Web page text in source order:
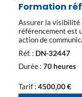
Formation
Assurer la visibilité
référencement est
action de
moteurs de
sont fortement
Réf. : DN-32447
Durée : 70 heures
Tarif : 4500,00€